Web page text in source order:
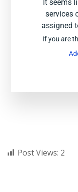
It seems
services
assigned
If you are
Post Views: 2